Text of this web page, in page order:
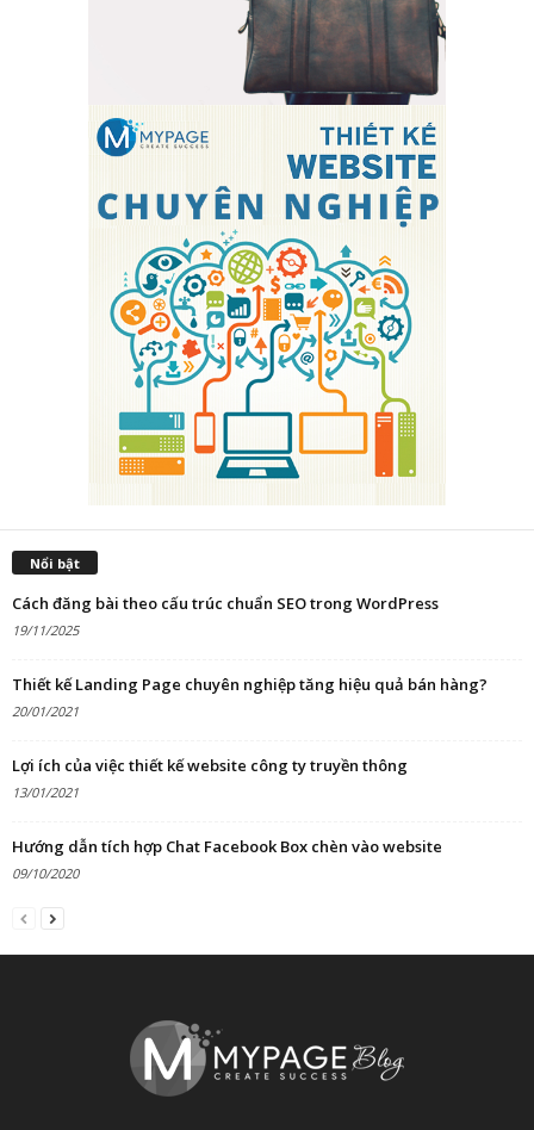
Nổi bật
Cách đăng bài theo cấu trúc chuẩn SEO trong WordPress
19/11/2025
Thiết kế Landing Page chuyên nghiệp tăng hiệu quả bán hàng?
20/01/2021
Lợi ích của việc thiết kế website công ty truyền thông
13/01/2021
Hướng dẫn tích hợp Chat Facebook Box chèn vào website
09/10/2020